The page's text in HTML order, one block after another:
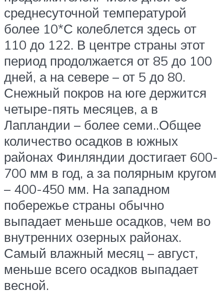
среднесуточной температурой
более 10*С колеблется здесь от
110 до 122. В центре страны этот
период продолжается от 85 до 100
дней, а на севере – от 5 до 80.
Снежный покров на юге держится
четыре-пять месяцев, а в
Лапландии – более семи..Общее
количество осадков в южных
районах Финляндии достигает 600-
700 мм в год, а за полярным кругом
– 400-450 мм. На западном
побережье страны обычно
выпадает меньше осадков, чем во
внутренних озерных районах.
Самый влажный месяц – август,
меньше всего осадков выпадает
весной.